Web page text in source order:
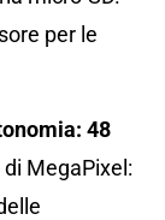
per le
48
MegaPixel: